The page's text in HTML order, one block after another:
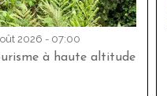
2026 - 07:00
à haute altitude